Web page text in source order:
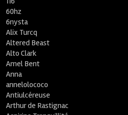
60hz
6nysta
Alix Turcq
Altered Beast
Alto Clark
Amel Bent
Anna
annelolococo
Antiulcéreuse
Arthur de Rastignac